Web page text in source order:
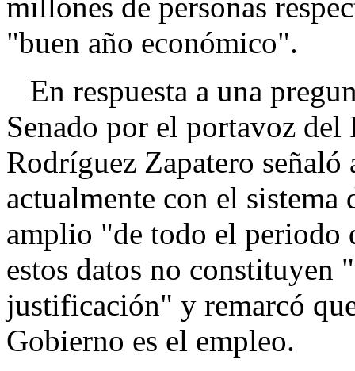
millones de personas
"buen año económico".
En respuesta a una
Senado por el portavoz del
Rodríguez Zapatero señaló
actualmente con el sistema
amplio "de todo el periodo
estos datos no constituyen
justificación" y remarcó
Gobierno es el empleo.